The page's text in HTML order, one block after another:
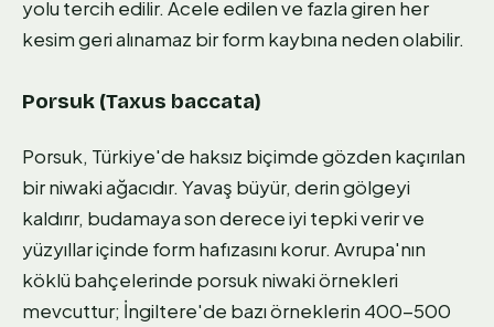
yolu tercih edilir. Acele edilen ve fazla giren her
kesim geri alınamaz bir form kaybına neden olabilir.
Porsuk (Taxus baccata)
Porsuk, Türkiye'de haksız biçimde gözden kaçırılan
bir niwaki ağacıdır. Yavaş büyür, derin gölgeyi
kaldırır, budamaya son derece iyi tepki verir ve
yüzyıllar içinde form hafızasını korur. Avrupa'nın
köklü bahçelerinde porsuk niwaki örnekleri
mevcuttur; İngiltere'de bazı örneklerin 400-500